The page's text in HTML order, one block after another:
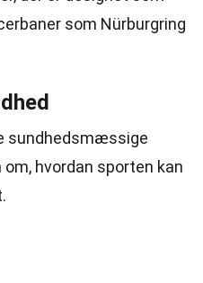
som Nürburgring
sundhedsmæssige
hvordan sporten kan